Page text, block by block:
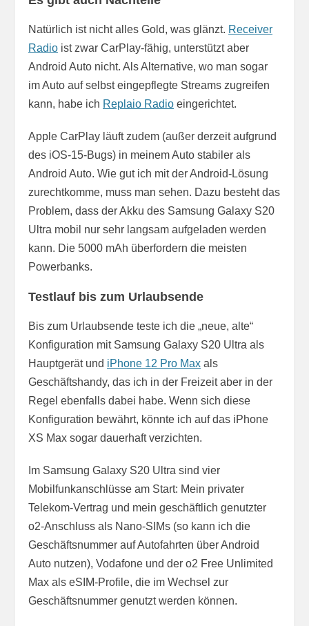
Natürlich ist nicht alles Gold, was glänzt. Receiver
Radio ist zwar CarPlay-fähig, unterstützt aber
Android Auto nicht. Als Alternative, wo man sogar
im Auto auf selbst eingepflegte Streams zugreifen
kann, habe ich Replaio Radio eingerichtet.
Apple CarPlay läuft zudem (außer derzeit aufgrund
des iOS-15-Bugs) in meinem Auto stabiler als
Android Auto. Wie gut ich mit der Android-Lösung
zurechtkomme, muss man sehen. Dazu besteht das
Problem, dass der Akku des Samsung Galaxy S20
Ultra mobil nur sehr langsam aufgeladen werden
kann. Die 5000 mAh überfordern die meisten
Powerbanks.
Testlauf bis zum Urlaubsende
Bis zum Urlaubsende teste ich die „neue, alte“
Konfiguration mit Samsung Galaxy S20 Ultra als
Hauptgerät und iPhone 12 Pro Max als
Geschäftshandy, das ich in der Freizeit aber in der
Regel ebenfalls dabei habe. Wenn sich diese
Konfiguration bewährt, könnte ich auf das iPhone
XS Max sogar dauerhaft verzichten.
Im Samsung Galaxy S20 Ultra sind vier
Mobilfunkanschlüsse am Start: Mein privater
Telekom-Vertrag und mein geschäftlich genutzter
o2-Anschluss als Nano-SIMs (so kann ich die
Geschäftsnummer auf Autofahrten über Android
Auto nutzen), Vodafone und der o2 Free Unlimited
Max als eSIM-Profile, die im Wechsel zur
Geschäftsnummer genutzt werden können.